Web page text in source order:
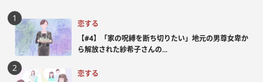
恋する
【#4】「家の呪縛を断ち切りたい」地元の男尊女卑か
ら解放された紗希子さんの...
恋する